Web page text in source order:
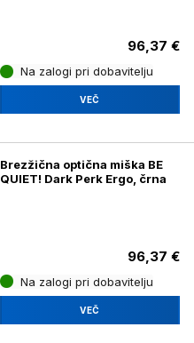
96,37 €
Na zalogi pri dobavitelju
VEČ
Brezžična optična miška BE
QUIET! Dark Perk Ergo, črna
96,37 €
Na zalogi pri dobavitelju
VEČ